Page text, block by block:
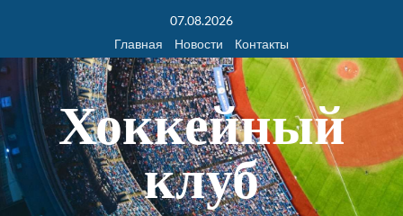
07.08.2026
Главная
Новости Контакты
Хоккейный
клуб